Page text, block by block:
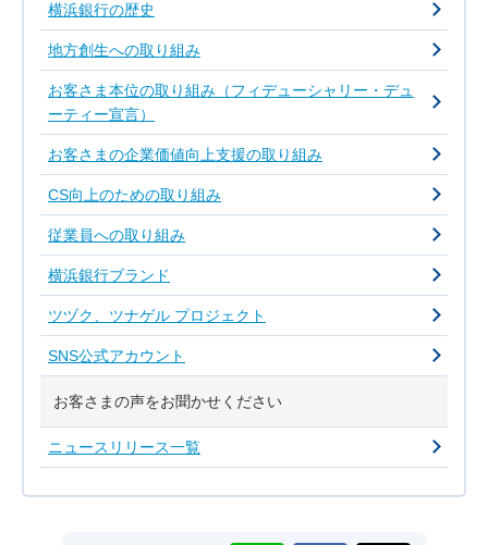
横浜銀行の歴史
地方創生への取り組み
お客さま本位の取り組み（フィデューシャリー・デュ
ーティー宣言）
お客さまの企業価値向上支援の取り組み
CS向上のための取り組み
従業員への取り組み
横浜銀行ブランド
ツヅク、ツナゲル プロジェクト
SNS公式アカウント
お客さまの声をお聞かせください
ニュースリリース一覧